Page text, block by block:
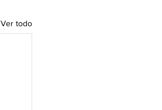
Ver todo